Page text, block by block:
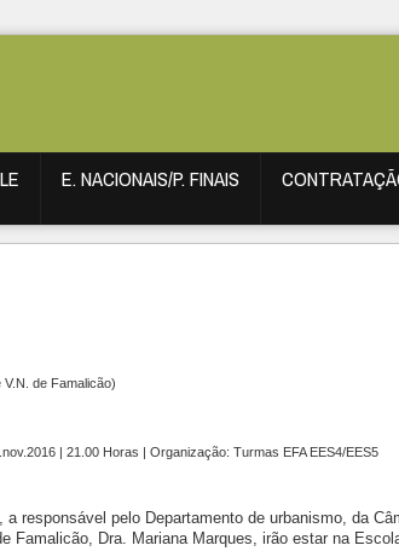
E. NACIONAIS/P. FINAIS
de Famalicão)
| 21.00 Horas | Organização: Turmas EFA EES4/EES5
responsável pelo Departamento de urbanismo, da
Famalicão, Dra. Mariana Marques, irão estar na